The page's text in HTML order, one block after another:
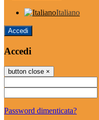
Italiano
Accedi
Accedi
button close ×
Password dimenticata?